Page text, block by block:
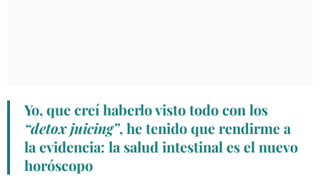
Yo, que creí haberlo visto todo con los
“detox juicing”, he tenido que rendirme a
la evidencia: la salud intestinal es el nuevo
horóscopo